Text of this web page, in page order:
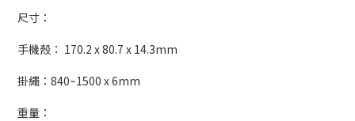
尺寸：
手機殼： 170.2 x 80.7 x 14.3mm
掛繩：840~1500 x 6mm
重量：